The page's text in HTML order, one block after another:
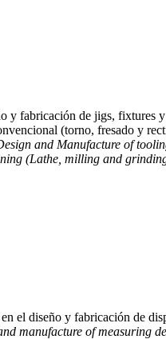
fabricación de jigs, fixtures
(torno, fresado y
and Manufacture of
(Lathe, milling and
el diseño y fabricación de
manufacture of measuring